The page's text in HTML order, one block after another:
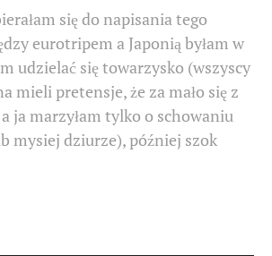
się do napisania tego
eurotripem a Japonią byłam w
udzielać się towarzysko (wszyscy
mieli pretensje, że za mało się z
ja marzyłam tylko o schowaniu
mysiej dziurze), później szok